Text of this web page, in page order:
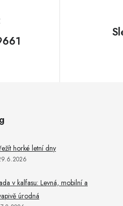
horké letní dny
v kalfasu: Levná, mobilní a
úrodná